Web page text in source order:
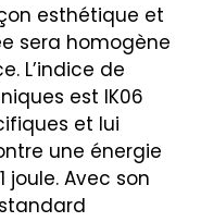
esthétique et
sera homogène
L’indice de
est IK06
et lui
une énergie
Avec son